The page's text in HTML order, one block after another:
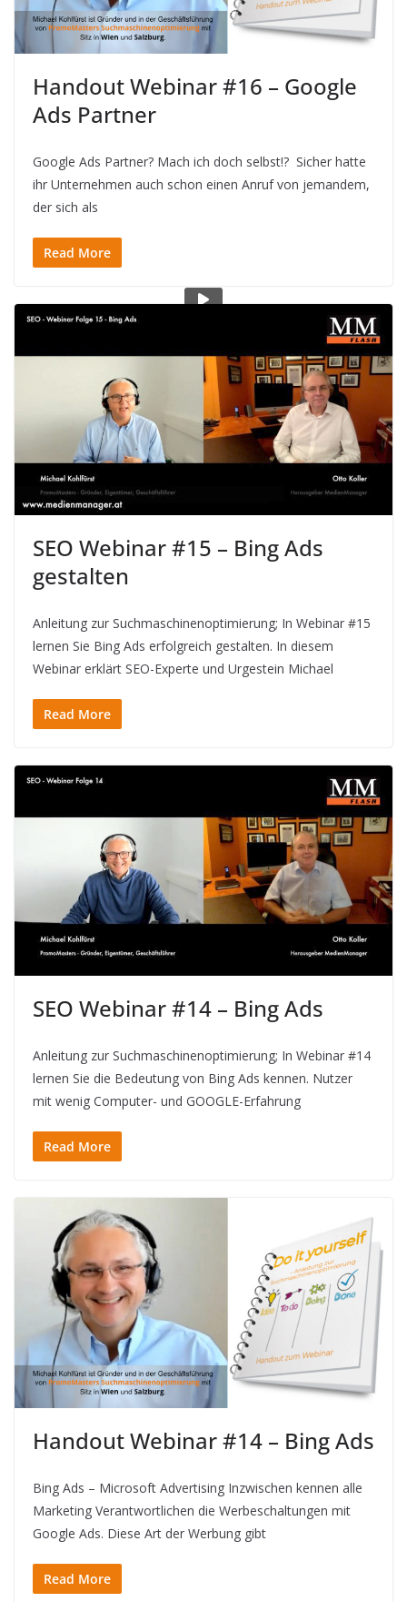
Handout Webinar #16 – Google
Ads Partner
Google Ads Partner? Mach ich doch selbst!? Sicher hatte
ihr Unternehmen auch schon einen Anruf von jemandem,
der sich als
Read More
SEO Webinar #15 – Bing Ads
gestalten
Anleitung zur Suchmaschinenoptimierung; In Webinar #15
lernen Sie Bing Ads erfolgreich gestalten. In diesem
Webinar erklärt SEO-Experte und Urgestein Michael
Read More
SEO Webinar #14 – Bing Ads
Anleitung zur Suchmaschinenoptimierung; In Webinar #14
lernen Sie die Bedeutung von Bing Ads kennen. Nutzer
mit wenig Computer- und GOOGLE-Erfahrung
Read More
Handout Webinar #14 – Bing Ads
Bing Ads – Microsoft Advertising Inzwischen kennen alle
Marketing Verantwortlichen die Werbeschaltungen mit
Google Ads. Diese Art der Werbung gibt
Read More